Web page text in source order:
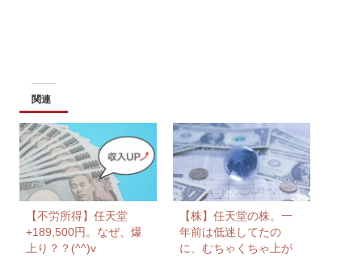
関連
【不労所得】任天堂
+189,500円。なぜ、爆
上り？？(^^)v
【株】任天堂の株。一
年前は低迷してたの
に、むちゃくちゃ上が